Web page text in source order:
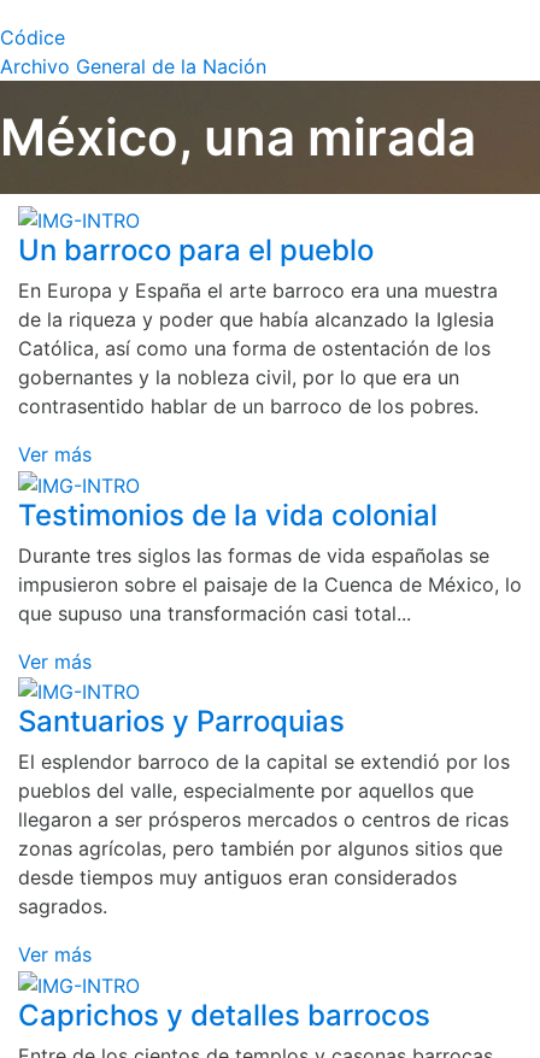
Códice
Archivo General de la Nación
México, una mirada
Un barroco para el pueblo
En Europa y España el arte barroco era una muestra
de la riqueza y poder que había alcanzado la Iglesia
Católica, así como una forma de ostentación de los
gobernantes y la nobleza civil, por lo que era un
contrasentido hablar de un barroco de los pobres.
Ver más
Testimonios de la vida colonial
Durante tres siglos las formas de vida españolas se
impusieron sobre el paisaje de la Cuenca de México, lo
que supuso una transformación casi total...
Ver más
Santuarios y Parroquias
El esplendor barroco de la capital se extendió por los
pueblos del valle, especialmente por aquellos que
llegaron a ser prósperos mercados o centros de ricas
zonas agrícolas, pero también por algunos sitios que
desde tiempos muy antiguos eran considerados
sagrados.
Ver más
Caprichos y detalles barrocos